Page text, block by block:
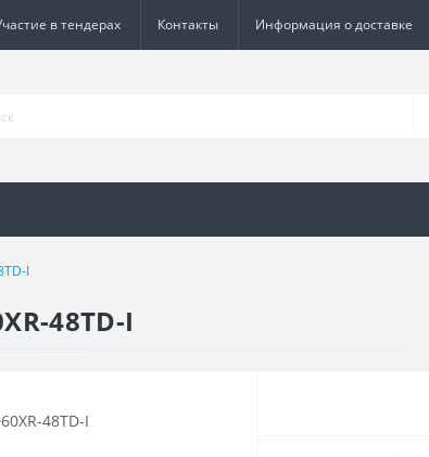
в тендерах Контакты Информация о доставке
I
48TD-I